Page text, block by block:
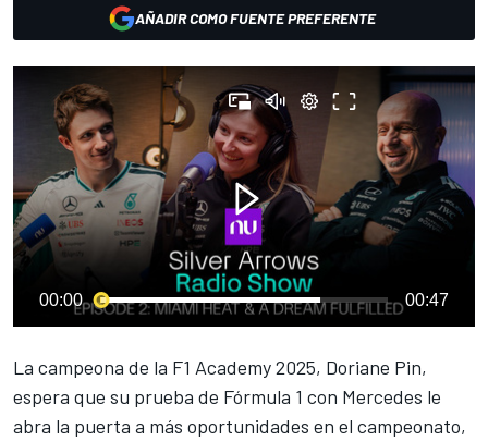
AÑADIR COMO FUENTE PREFERENTE
00:00 00:47
La campeona de la F1 Academy 2025, Doriane Pin,
espera que su prueba de Fórmula 1 con Mercedes le
abra la puerta a más oportunidades en el campeonato,